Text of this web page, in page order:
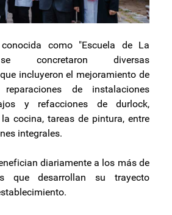
como "Escuela de La
concretaron diversas
incluyeron el mejoramiento de
de instalaciones
y refacciones de durlock,
cocina, tareas de pintura, entre
integrales.
diariamente a los más de
que desarrollan su trayecto